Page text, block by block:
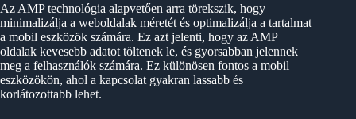
Az AMP technológia alapvetően arra törekszik, hogy
minimalizálja a weboldalak méretét és optimalizálja a tartalmat
a mobil eszközök számára. Ez azt jelenti, hogy az AMP
oldalak kevesebb adatot töltenek le, és gyorsabban jelennek
meg a felhasználók számára. Ez különösen fontos a mobil
eszközökön, ahol a kapcsolat gyakran lassabb és
korlátozottabb lehet.